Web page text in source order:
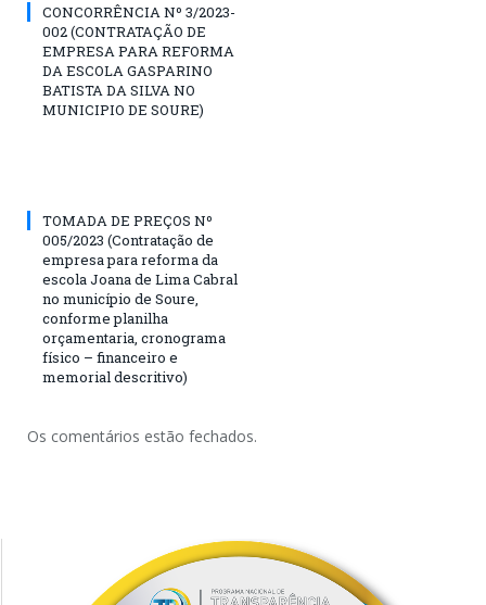
CONCORRÊNCIA Nº 3/2023-
002 (CONTRATAÇÃO DE
EMPRESA PARA REFORMA
DA ESCOLA GASPARINO
BATISTA DA SILVA NO
MUNICIPIO DE SOURE)
TOMADA DE PREÇOS Nº
005/2023 (Contratação de
empresa para reforma da
escola Joana de Lima Cabral
no município de Soure,
conforme planilha
orçamentaria, cronograma
físico – financeiro e
memorial descritivo)
Os comentários estão fechados.